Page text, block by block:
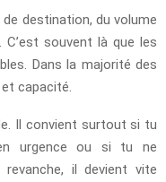
destination, du volume
C’est souvent là que les
Dans la majorité des
capacité.
Il convient surtout si tu
urgence ou si tu ne
revanche, il devient vite